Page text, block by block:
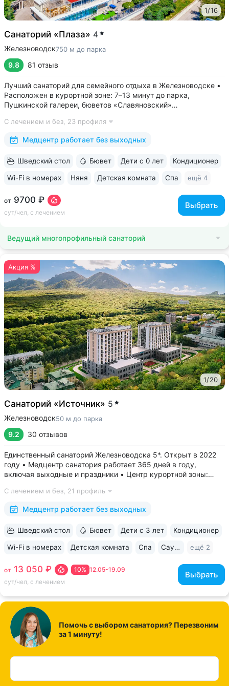
1/16
Санаторий «Плаза» 4
Железноводск750 м до парка
9.8 81 отзыв
Лучший санаторий для семейного отдыха в Железноводске •
Расположен в курортной зоне: 7–13 минут до парка,
Пушкинской галереи, бюветов «Славяновский»
«Славяновская» • Все в одном здании: не нужно выходить
на улицу, чтобы получить лечение,...
С лечением и без, 23 профиля
Медцентр работает без выходных
от 9700 ₽
сут/чел, с лечением
Выбрать
Шведский стол Бювет Дети с 0 лет Кондиционер
Wi-Fi в номерах Няня Детская комната Спа ещё 4
Ведущий многопрофильный санаторий
Акция %
1/20
Санаторий «Источник» 5
Железноводск50 м до парка
9.2 30 отзывов
Единственный санаторий Железноводска 5*. Открыт в 2022
году • Медцентр санатория работает 365 дней в году,
включая выходные и праздники • Центр курортной зоны:
бюветы «Славяновский» и «Смирновский»,
бальнеогрязелечебница, каскадная...
С лечением и без, 21 профиль
Медцентр работает без выходных
12.05-19.09
10%
от 13 050 ₽
сут/чел, с лечением
Выбрать
Шведский стол Бювет Дети с 3 лет Кондиционер
Wi-Fi в номерах Детская комната Спа Сауна / хаммам ещё 2
Помочь с выбором санатория? Перезвоним
за 1 минуту!